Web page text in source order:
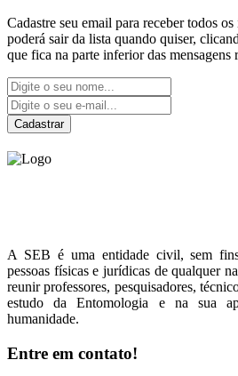
Cadastre seu email para receber todos
poderá sair da lista quando quiser,
que fica na parte inferior das mensagens
Cadastrar
A SEB é uma entidade civil, sem
pessoas físicas e jurídicas de qualquer
reunir professores, pesquisadores,
estudo da Entomologia e na sua
humanidade.
Entre em contato!